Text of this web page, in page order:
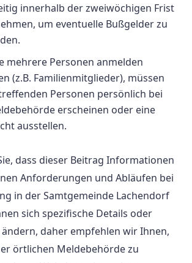
innerhalb der zweiwöchigen Frist
um eventuelle Bußgelder zu
mehrere Personen anmelden
(z.B. Familienmitglieder), müssen
Personen persönlich bei
erscheinen oder eine
ausstellen.
dass dieser Beitrag Informationen
Anforderungen und Abläufen bei
in der Samtgemeinde Lachendorf
sich spezifische Details oder
daher empfehlen wir Ihnen,
örtlichen Meldebehörde zu